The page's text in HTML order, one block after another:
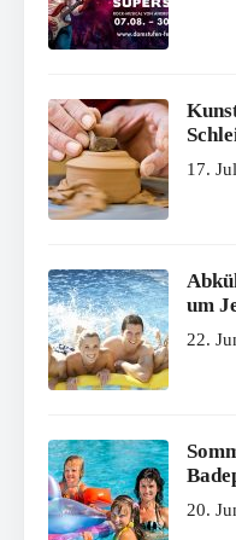
17.
um
22.
20.